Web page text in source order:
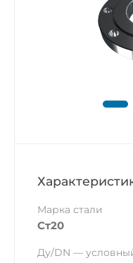
Марка стали
Ст20
Ду/DN —